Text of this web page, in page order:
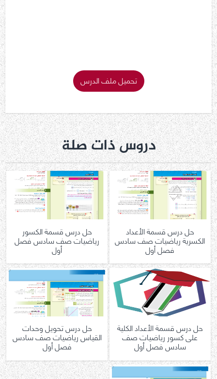
تحميل ملف الدرس
دروس ذات صلة
حل درس قسمة الأعداد
الكسرية رياضيات صف سادس
فصل أول
حل درس قسمة الكسور
رياضيات صف سادس فصل
أول
حل درس قسمة الأعداد الكلية
على كسور رياضيات صف
سادس فصل أول
حل درس تحويل وحدات
القياس رياضيات صف سادس
فصل أول